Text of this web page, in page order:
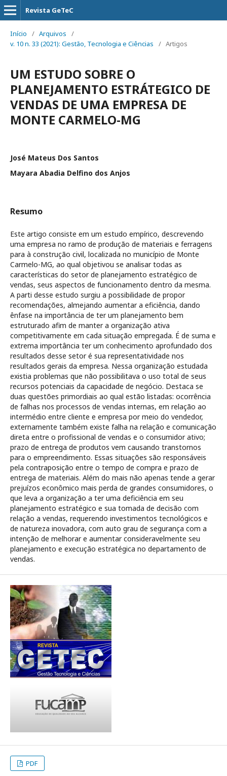
Revista GeTeC
Início / Arquivos
/
v. 10 n. 33 (2021): Gestão, Tecnologia e Ciências
/ Artigos
UM ESTUDO SOBRE O
PLANEJAMENTO ESTRÁTEGICO DE
VENDAS DE UMA EMPRESA DE
MONTE CARMELO-MG
José Mateus Dos Santos
Mayara Abadia Delfino dos Anjos
Resumo
Este artigo consiste em um estudo empírico, descrevendo
uma empresa no ramo de produção de materiais e ferragens
para à construção civil, localizada no município de Monte
Carmelo-MG, ao qual objetivou se analisar todas as
características do setor de planejamento estratégico de
vendas, seus aspectos de funcionamento dentro da mesma.
A parti desse estudo surgiu a possibilidade de propor
recomendações, almejando aumentar a eficiência, dando
ênfase na importância de ter um planejamento bem
estruturado afim de manter a organização ativa
competitivamente em cada situação empregada. É de suma e
extrema importância ter um conhecimento aprofundado dos
resultados desse setor é sua representatividade nos
resultados gerais da empresa. Nessa organização estudada
existia problemas que não possibilitava o uso total de seus
recursos potenciais da capacidade de negócio. Destaca se
duas questões primordiais ao qual estão listadas: ocorrência
de falhas nos processos de vendas internas, em relação ao
intermédio entre cliente e empresa por meio do vendedor,
externamente também existe falha na relação e comunicação
direta entre o profissional de vendas e o consumidor ativo;
prazo de entrega de produtos vem causando transtornos
para o empreendimento. Essas situações são responsáveis
pela contraposição entre o tempo de compra e prazo de
entrega de materiais. Além do mais não apenas tende a gerar
prejuízos econômico mais perda de grandes consumidores, o
que leva a organização a ter uma deficiência em seu
planejamento estratégico e sua tomada de decisão com
relação a vendas, requerendo investimentos tecnológicos e
de natureza inovadora, com auto grau de segurança com a
intenção de melhorar e aumentar consideravelmente seu
planejamento e execução estratégica no departamento de
vendas.
PDF